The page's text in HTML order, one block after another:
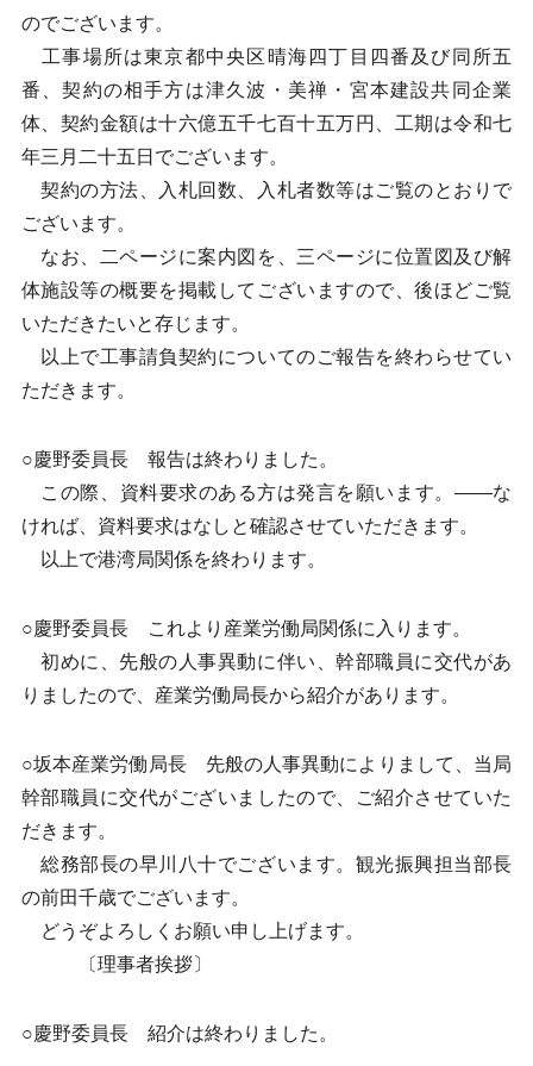
のでございます。
工事場所は東京都中央区晴海四丁目四番及び同所五
番、契約の相手方は津久波・美禅・宮本建設共同企業
体、契約金額は十六億五千七百十五万円、工期は令和七
年三月二十五日でございます。
契約の方法、入札回数、入札者数等はご覧のとおりで
ございます。
なお、二ページに案内図を、三ページに位置図及び解
体施設等の概要を掲載してございますので、後ほどご覧
いただきたいと存じます。
以上で工事請負契約についてのご報告を終わらせてい
ただきます。
○慶野委員長 報告は終わりました。
この際、資料要求のある方は発言を願います。——な
ければ、資料要求はなしと確認させていただきます。
以上で港湾局関係を終わります。
○慶野委員長 これより産業労働局関係に入ります。
初めに、先般の人事異動に伴い、幹部職員に交代があ
りましたので、産業労働局長から紹介があります。
○坂本産業労働局長 先般の人事異動によりまして、当局
幹部職員に交代がございましたので、ご紹介させていた
だきます。
総務部長の早川八十でございます。観光振興担当部長
の前田千歳でございます。
どうぞよろしくお願い申し上げます。
〔理事者挨拶〕
○慶野委員長 紹介は終わりました。